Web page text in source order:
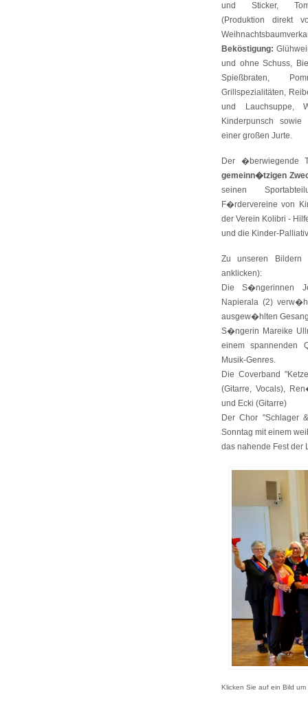
und Sticker,
(Produktion direkt
Beköstigung:
und ohne Schuss,
Spießbraten,
Grillspezialitäten,
und Lauchsuppe,
Kinderpunsch
einer großen Jurte.
Der �berwiegende
gemeinn�tzigen
seinen
F�rdervereine von
der Verein Kolibri -
und die Kinder-
Zu unseren
anklicken):
Die S�ngerinnen
Napierala (2)
ausgew�hlten
S�ngerin Mareike
einem spannenden
Musik-Genres.
Die Coverband
(Gitarre, Vocals),
und Ecki (Gitarre)
Der Chor "Schlager
Sonntag mit einem
das nahende Fest der
Klicken Sie auf ein Bild